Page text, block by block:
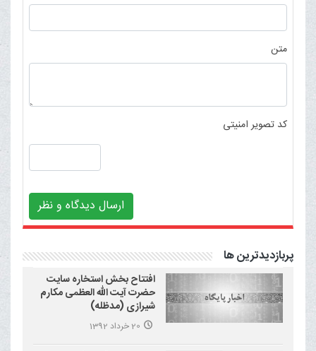
متن
کد تصویر امنیتی
ارسال دیدگاه و نظر
پربازدیدترین ها
افتتاح بخش استخاره سایت
حضرت آیت الله العظمی مکارم
شیرازی (مدظله)
20 خرداد 1392